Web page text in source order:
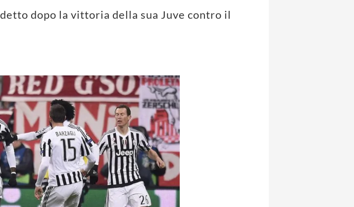
dopo la vittoria della sua Juve contro il